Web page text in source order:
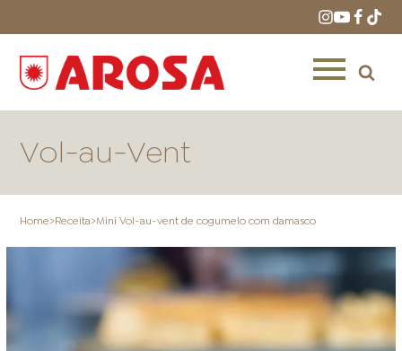
Vol-au-Vent
Home>Receita>Mini Vol-au-vent de cogumelo com damasco